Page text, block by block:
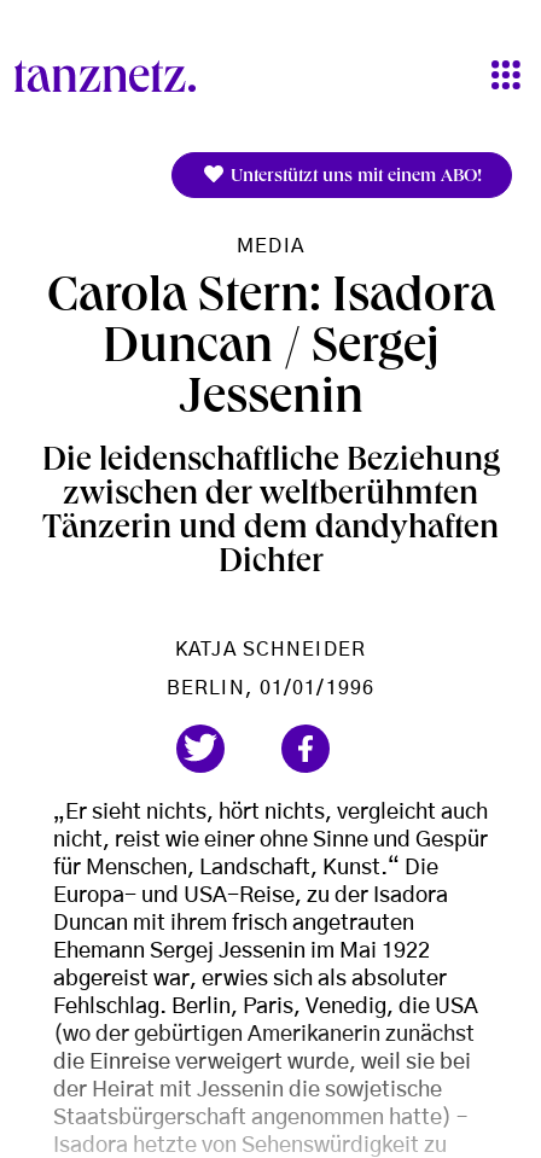
Unterstützt uns mit einem ABO!
MEDIA
Carola Stern: Isadora
Duncan / Sergej
Jessenin
Die leidenschaftliche Beziehung
zwischen der weltberühmten
Tänzerin und dem dandyhaften
Dichter
KATJA SCHNEIDER
BERLIN , 01/01/1996
„Er sieht nichts, hört nichts, vergleicht auch
nicht, reist wie einer ohne Sinne und Gespür
für Menschen, Landschaft, Kunst.“ Die
Europa- und USA-Reise, zu der Isadora
Duncan mit ihrem frisch angetrauten
Ehemann Sergej Jessenin im Mai 1922
abgereist war, erwies sich als absoluter
Fehlschlag. Berlin, Paris, Venedig, die USA
(wo der gebürtigen Amerikanerin zunächst
die Einreise verweigert wurde, weil sie bei
der Heirat mit Jessenin die sowjetische
Staatsbürgerschaft angenommen hatte) –
Isadora hetzte von Sehenswürdigkeit zu